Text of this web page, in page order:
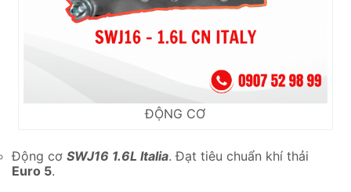
ĐỘNG CƠ
Động cơ SWJ16 1.6L Italia. Đạt tiêu chuẩn khí thải
Euro 5.